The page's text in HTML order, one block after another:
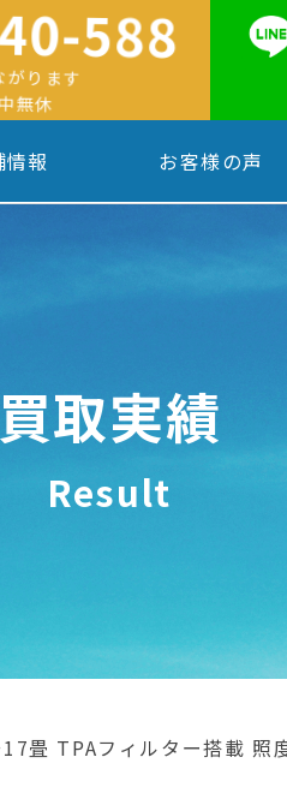
588
がります
無休
報 お客様の声
買取実績
Result
畳 TPAフィルター搭載 照